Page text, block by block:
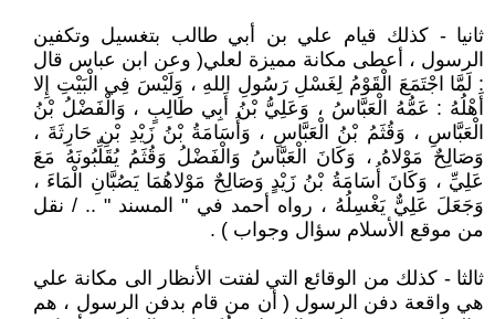
ثانيا - كذلك قيام علي بن أبي طالب بتغسيل وتكفين
الرسول ، أعطى مكانة مميزة لعلي( وعن ابن عباس قال
: لَمَّا اجْتَمَعَ الْقَوْمُ لِغَسْلِ رَسُولِ اللهِ ، وَلَيْسَ فِي الْبَيْتِ إِلا
أَهْلُهُ : عَمُّهُ الْعَبَّاسُ ، وَعَلِيُّ بْنُ أَبِي طَالِبٍ ، وَالْفَضْلُ بْنُ
الْعَبَّاسِ ، وَقُثَمُ بْنُ الْعَبَّاسِ ، وَأُسَامَةُ بْنُ زَيْدِ بْنِ حَارِثَةَ ،
وَصَالِحٌ مَوْلاهُ ، وَكَانَ الْعَبَّاسُ وَالْفَضْلُ وَقُثَمُ يُقَلِّبُونَهُ مَعَ
عَلِيِّ ، وَكَانَ أُسَامَةُ بْنُ زَيْدٍ وَصَالِحٌ مَوْلاهُمَا يَصُبَّانِ الْمَاءَ ،
وَجَعَلَ عَلِيٌّ يَغْسِلُهُ ، رواه أحمد في " المسند " .. / نقل
من موقع الأسلام سؤال وجواب ) .
ثالثا - كذلك من الوقائع التي لفتت الأنظار الى مكانة علي
هي واقعة دفن الرسول ( أن من قام بدفن الرسول ، هم